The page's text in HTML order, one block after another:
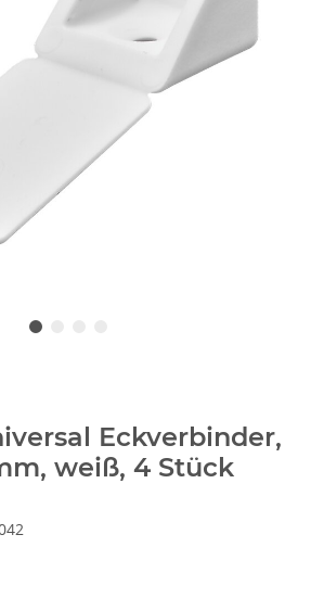
Eckverbinder,
weiß, 4 Stück